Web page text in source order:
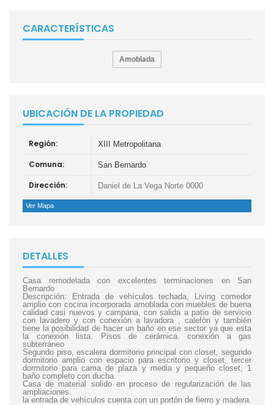
CARACTERÍSTICAS
Amoblada
UBICACIÓN DE LA PROPIEDAD
Región: XIII Metropolitana
Comuna: San Bernardo
Dirección: Daniel de La Vega Norte 0000
Ver Mapa
DETALLES
Casa remodelada con excelentes terminaciones en San
Bernardo
Descripción: Entrada de vehículos techada, Living comedor
amplio con cocina incorporada amoblada con muebles de buena
calidad casi nuevos y campana, con salida a patio de servicio
con lavadero y con conexión a lavadora , calefón y también
tiene la posibilidad de hacer un baño en ese sector ya que esta
la conexión lista. Pisos de cerámica. conexión a gas
subterráneo
Segundo piso, escalera dormitorio principal con closet, segundo
dormitorio amplio con espacio para escritorio y closet, tercer
dormitorio para cama de plaza y media y pequeño closet, 1
baño completo con ducha.
Casa de material solido en proceso de regularización de las
ampliaciones.
la entrada de vehículos cuenta con un portón de fierro y madera.